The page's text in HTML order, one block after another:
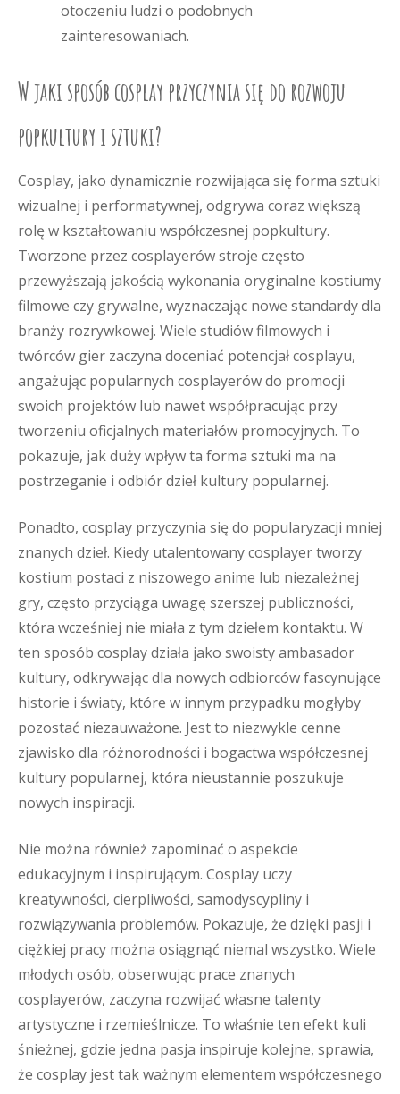
otoczeniu ludzi o podobnych
zainteresowaniach.
W jaki sposób cosplay przyczynia się do rozwoju
popkultury i sztuki?
Cosplay, jako dynamicznie rozwijająca się forma sztuki
wizualnej i performatywnej, odgrywa coraz większą
rolę w kształtowaniu współczesnej popkultury.
Tworzone przez cosplayerów stroje często
przewyższają jakością wykonania oryginalne kostiumy
filmowe czy grywalne, wyznaczając nowe standardy dla
branży rozrywkowej. Wiele studiów filmowych i
twórców gier zaczyna doceniać potencjał cosplayu,
angażując popularnych cosplayerów do promocji
swoich projektów lub nawet współpracując przy
tworzeniu oficjalnych materiałów promocyjnych. To
pokazuje, jak duży wpływ ta forma sztuki ma na
postrzeganie i odbiór dzieł kultury popularnej.
Ponadto, cosplay przyczynia się do popularyzacji mniej
znanych dzieł. Kiedy utalentowany cosplayer tworzy
kostium postaci z niszowego anime lub niezależnej
gry, często przyciąga uwagę szerszej publiczności,
która wcześniej nie miała z tym dziełem kontaktu. W
ten sposób cosplay działa jako swoisty ambasador
kultury, odkrywając dla nowych odbiorców fascynujące
historie i światy, które w innym przypadku mogłyby
pozostać niezauważone. Jest to niezwykle cenne
zjawisko dla różnorodności i bogactwa współczesnej
kultury popularnej, która nieustannie poszukuje
nowych inspiracji.
Nie można również zapominać o aspekcie
edukacyjnym i inspirującym. Cosplay uczy
kreatywności, cierpliwości, samodyscypliny i
rozwiązywania problemów. Pokazuje, że dzięki pasji i
ciężkiej pracy można osiągnąć niemal wszystko. Wiele
młodych osób, obserwując prace znanych
cosplayerów, zaczyna rozwijać własne talenty
artystyczne i rzemieślnicze. To właśnie ten efekt kuli
śnieżnej, gdzie jedna pasja inspiruje kolejne, sprawia,
że cosplay jest tak ważnym elementem współczesnego